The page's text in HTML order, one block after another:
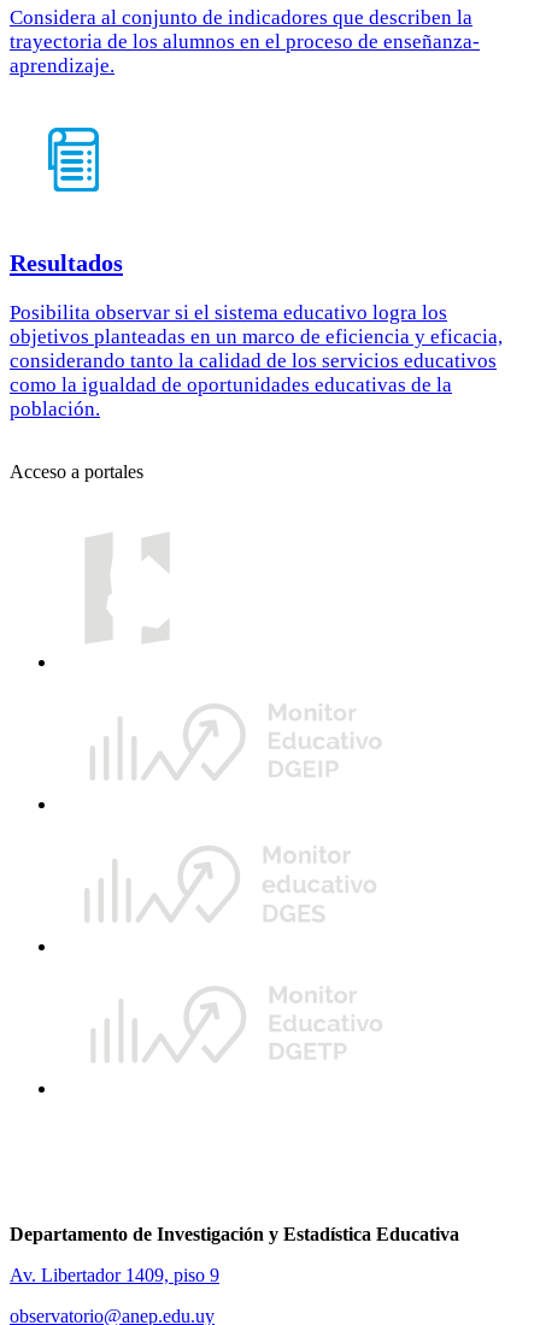
Considera al conjunto de indicadores que describen la
trayectoria de los alumnos en el proceso de enseñanza-
aprendizaje.
Resultados
Posibilita observar si el sistema educativo logra los
objetivos planteadas en un marco de eficiencia y eficacia,
considerando tanto la calidad de los servicios educativos
como la igualdad de oportunidades educativas de la
población.
Acceso a portales
Departamento de Investigación y Estadística Educativa
Av. Libertador 1409, piso 9
observatorio@anep.edu.uy